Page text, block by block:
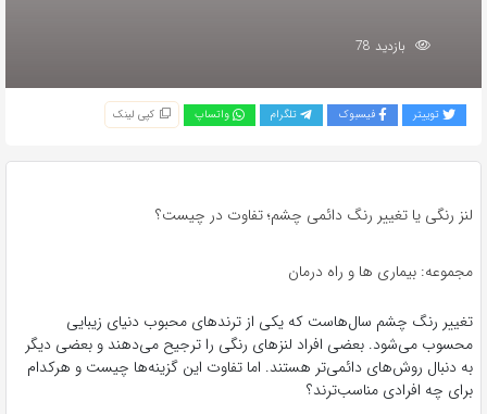
بازدید 78
توییتر فیسبوک تلگرام واتساپ کپی لینک
لنز رنگی یا تغییر رنگ دائمی چشم؛ تفاوت در چیست؟
مجموعه: بیماری ها و راه درمان
تغییر رنگ چشم سال‌هاست که یکی از ترندهای محبوب دنیای زیبایی
محسوب می‌شود. بعضی افراد لنزهای رنگی را ترجیح می‌دهند و بعضی دیگر
به دنبال روش‌های دائمی‌تر هستند. اما تفاوت این گزینه‌ها چیست و هرکدام
برای چه افرادی مناسب‌ترند؟